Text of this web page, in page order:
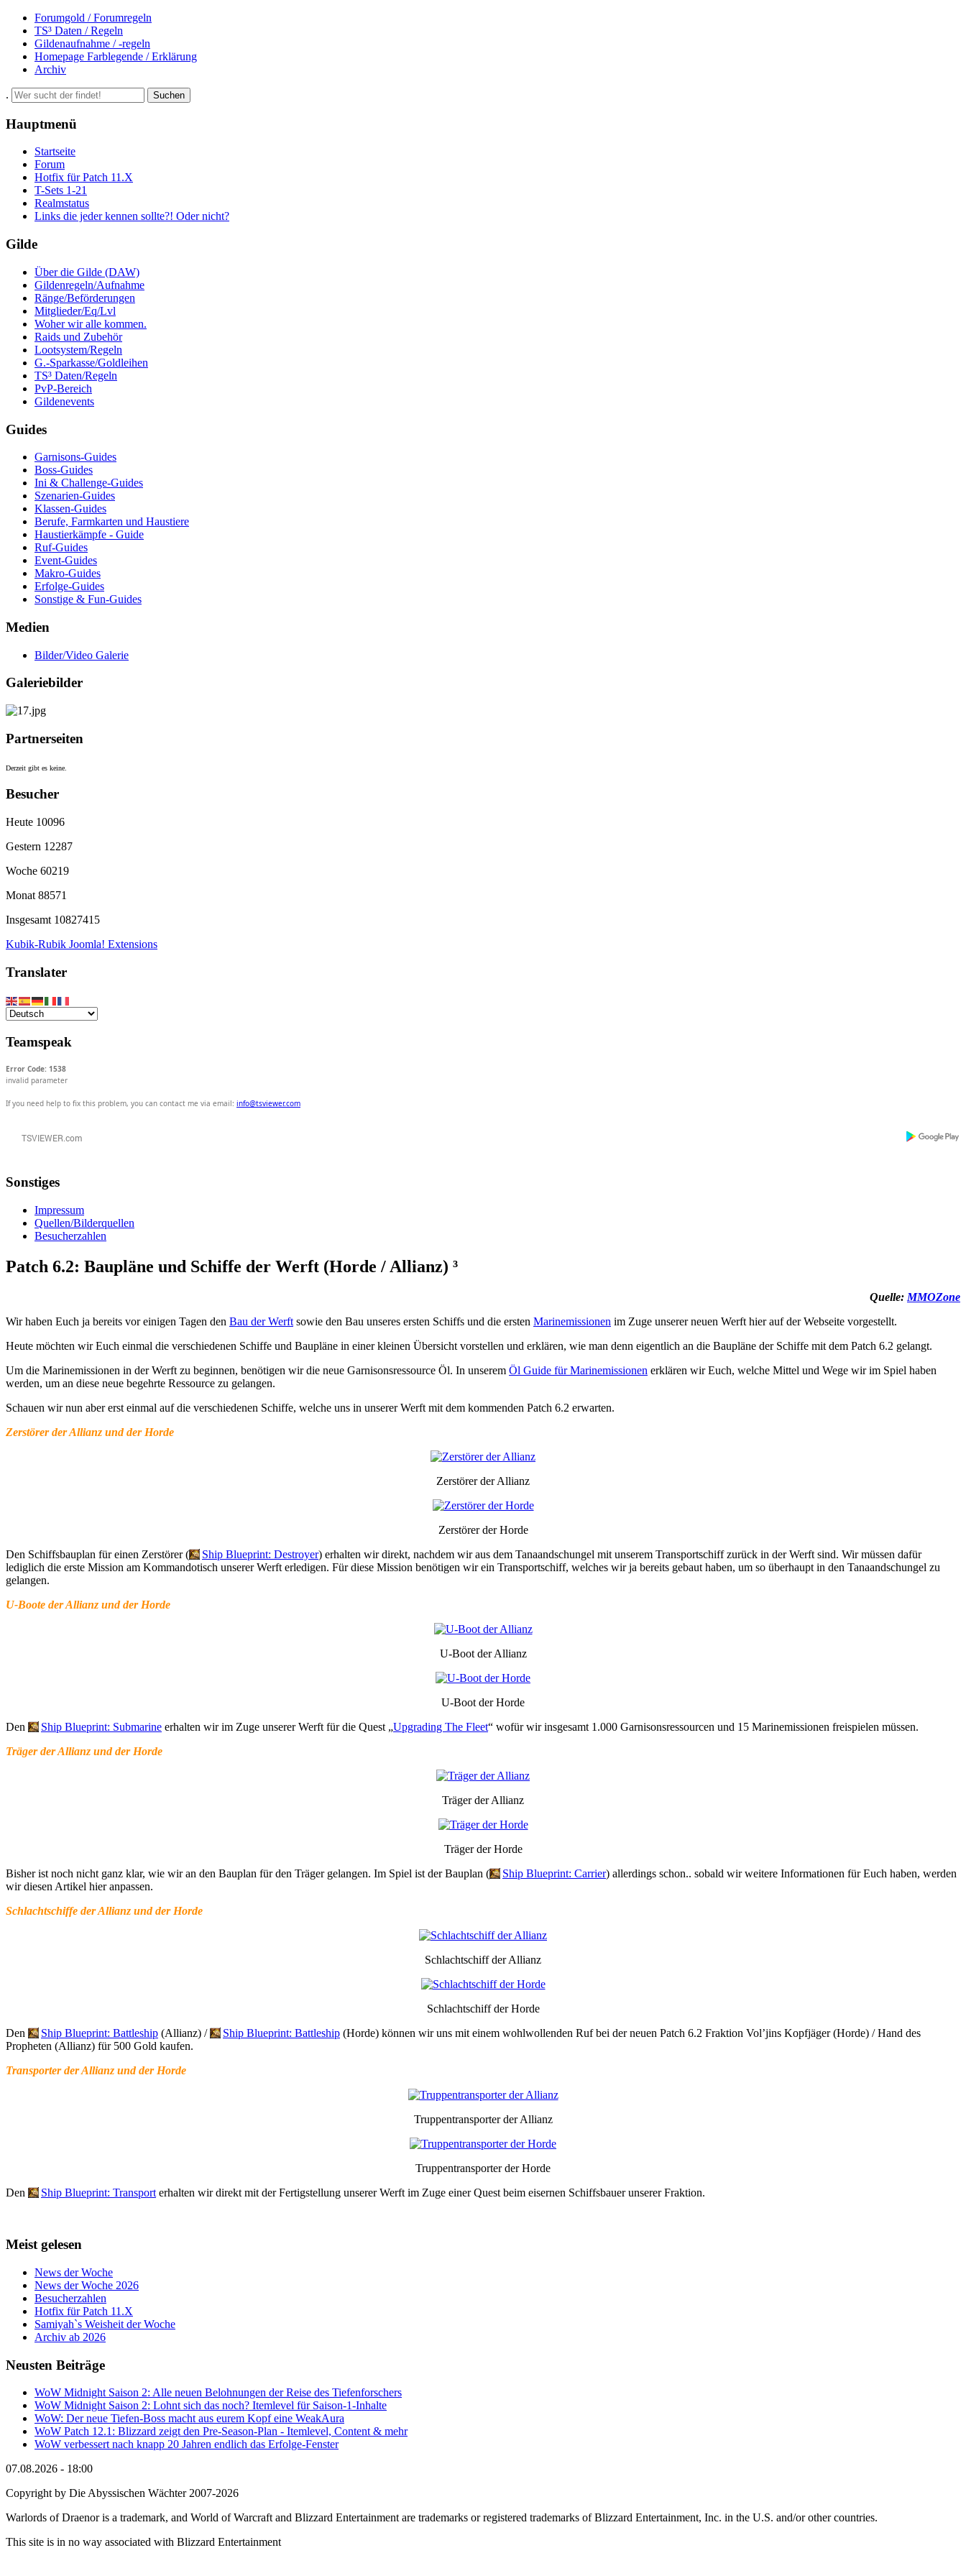
Forumgold / Forumregeln
TS³ Daten / Regeln
Gildenaufnahme / -regeln
Homepage Farblegende / Erklärung
Archiv
. Suchen
Hauptmenü
Startseite
Forum
Hotfix für Patch 11.X
T-Sets 1-21
Realmstatus
Links die jeder kennen sollte?! Oder nicht?
Gilde
Über die Gilde (DAW)
Gildenregeln/Aufnahme
Ränge/Beförderungen
Mitglieder/Eq/Lvl
Woher wir alle kommen.
Raids und Zubehör
Lootsystem/Regeln
G.-Sparkasse/Goldleihen
TS³ Daten/Regeln
PvP-Bereich
Gildenevents
Guides
Garnisons-Guides
Boss-Guides
Ini & Challenge-Guides
Szenarien-Guides
Klassen-Guides
Berufe, Farmkarten und Haustiere
Haustierkämpfe - Guide
Ruf-Guides
Event-Guides
Makro-Guides
Erfolge-Guides
Sonstige & Fun-Guides
Medien
Bilder/Video Galerie
Galeriebilder
Partnerseiten
Derzeit gibt es keine.
Besucher
Heute 10096
Gestern 12287
Woche 60219
Monat 88571
Insgesamt 10827415
Kubik-Rubik Joomla! Extensions
Translater
Teamspeak
Error Code: 1538
invalid parameter
If you need help to fix this problem, you can contact me via email: info@tsviewer.com
Sonstiges
Impressum
Quellen/Bilderquellen
Besucherzahlen
Patch 6.2: Baupläne und Schiffe der Werft (Horde / Allianz) ³
Quelle: MMOZone
Wir haben Euch ja bereits vor einigen Tagen den Bau der Werft sowie den Bau unseres ersten Schiffs und die ersten Marinemissionen im Zuge unserer neuen Werft hier auf der Webseite vorgestellt.
Heute möchten wir Euch einmal die verschiedenen Schiffe und Baupläne in einer kleinen Übersicht vorstellen und erklären, wie man denn eigentlich an die Baupläne der Schiffe mit dem Patch 6.2 gelangt.
Um die Marinemissionen in der Werft zu beginnen, benötigen wir die neue Garnisonsressource Öl. In unserem Öl Guide für Marinemissionen erklären wir Euch, welche Mittel und Wege wir im Spiel haben
werden, um an diese neue begehrte Ressource zu gelangen.
Schauen wir nun aber erst einmal auf die verschiedenen Schiffe, welche uns in unserer Werft mit dem kommenden Patch 6.2 erwarten.
Zerstörer der Allianz und der Horde
Zerstörer der Allianz
Zerstörer der Horde
Den Schiffsbauplan für einen Zerstörer (
Ship Blueprint: Destroyer) erhalten wir direkt, nachdem wir aus dem Tanaandschungel mit unserem Transportschiff zurück in der Werft sind. Wir müssen dafür
lediglich die erste Mission am Kommandotisch unserer Werft erledigen. Für diese Mission benötigen wir ein Transportschiff, welches wir ja bereits gebaut haben, um so überhaupt in den Tanaandschungel zu
gelangen.
U-Boote der Allianz und der Horde
U-Boot der Allianz
U-Boot der Horde
Den
Ship Blueprint: Submarine erhalten wir im Zuge unserer Werft für die Quest „Upgrading The Fleet“ wofür wir insgesamt 1.000 Garnisonsressourcen und 15 Marinemissionen freispielen müssen.
Träger der Allianz und der Horde
Träger der Allianz
Träger der Horde
Bisher ist noch nicht ganz klar, wie wir an den Bauplan für den Träger gelangen. Im Spiel ist der Bauplan (
Ship Blueprint: Carrier) allerdings schon.. sobald wir weitere Informationen für Euch haben, werden
wir diesen Artikel hier anpassen.
Schlachtschiffe der Allianz und der Horde
Schlachtschiff der Allianz
Schlachtschiff der Horde
Den
Ship Blueprint: Battleship (Allianz) / Ship Blueprint: Battleship (Horde) können wir uns mit einem wohlwollenden Ruf bei der neuen Patch 6.2 Fraktion Vol’jins Kopfjäger (Horde) / Hand des
Propheten (Allianz) für 500 Gold kaufen.
Transporter der Allianz und der Horde
Truppentransporter der Allianz
Truppentransporter der Horde
Den
Ship Blueprint: Transport erhalten wir direkt mit der Fertigstellung unserer Werft im Zuge einer Quest beim eisernen Schiffsbauer unserer Fraktion.
Meist gelesen
News der Woche
News der Woche 2026
Besucherzahlen
Hotfix für Patch 11.X
Samiyah`s Weisheit der Woche
Archiv ab 2026
Neusten Beiträge
WoW Midnight Saison 2: Alle neuen Belohnungen der Reise des Tiefenforschers
WoW Midnight Saison 2: Lohnt sich das noch? Itemlevel für Saison-1-Inhalte
WoW: Der neue Tiefen-Boss macht aus eurem Kopf eine WeakAura
WoW Patch 12.1: Blizzard zeigt den Pre-Season-Plan - Itemlevel, Content & mehr
WoW verbessert nach knapp 20 Jahren endlich das Erfolge-Fenster
07.08.2026 - 18:00
Copyright by Die Abyssischen Wächter 2007-2026
Warlords of Draenor is a trademark, and World of Warcraft and Blizzard Entertainment are trademarks or registered trademarks of Blizzard Entertainment, Inc. in the U.S. and/or other countries.
This site is in no way associated with Blizzard Entertainment